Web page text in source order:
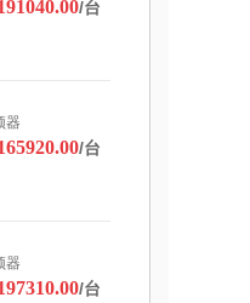
/台
器
/台
器
/台